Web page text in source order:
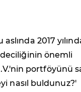
2017
önemli
portföyünü
nasıl buldunuz?'